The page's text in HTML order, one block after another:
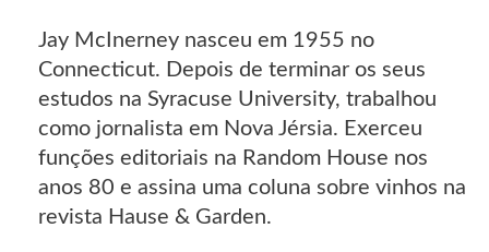
Jay McInerney nasceu em 1955 no
Connecticut. Depois de terminar os seus
estudos na Syracuse University, trabalhou
como jornalista em Nova Jérsia. Exerceu
funções editoriais na Random House nos
anos 80 e assina uma coluna sobre vinhos na
revista Hause & Garden.